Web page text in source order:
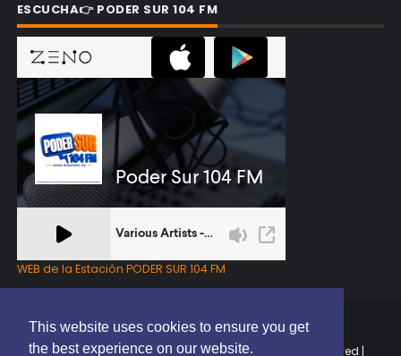
This website uses cookies to ensure you get
the best experience on our website.
ESCUCHA👉 PODER SUR 104 FM
WEB de la Estación PODER SUR 104 FM
Copyright © 2025 | EL PODER DEL SUR RD | All Rights Reserved |